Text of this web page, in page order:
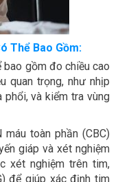
Thể Bao Gồm:
bao gồm đo chiều cao
quan trọng, như nhịp
phổi, và kiểm tra vùng
toàn phần (CBC)
giáp và xét nghiệm
xét nghiệm trên tim,
để giúp xác định tim